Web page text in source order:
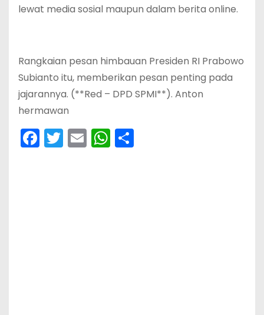
lewat media sosial maupun dalam berita online.
Rangkaian pesan himbauan Presiden RI Prabowo
Subianto itu, memberikan pesan penting pada
jajarannya. (**Red – DPD SPMI**). Anton
hermawan
F
a
T
w
E
m
W
h